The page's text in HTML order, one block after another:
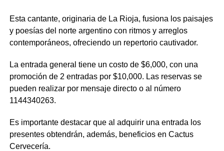
Esta cantante, originaria de La Rioja, fusiona los paisajes
y poesías del norte argentino con ritmos y arreglos
contemporáneos, ofreciendo un repertorio cautivador.
La entrada general tiene un costo de $6,000, con una
promoción de 2 entradas por $10,000. Las reservas se
pueden realizar por mensaje directo o al número
1144340263.
Es importante destacar que al adquirir una entrada los
presentes obtendrán, además, beneficios en Cactus
Cervecería.